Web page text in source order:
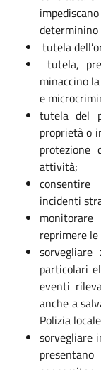
determinino
tutela
tutela,
minaccino
e
tutela del
proprietà o
attività;
incidenti
reprimere
particolari
eventi
anche a
Polizia
sorvegliare